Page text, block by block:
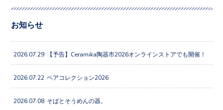
お知らせ
2026.07.29 【予告】Ceramika陶器市2026オンラインストアでも開催！
2026.07.22 ペアコレクション2026
2026.07.08 そばとそうめんの器。